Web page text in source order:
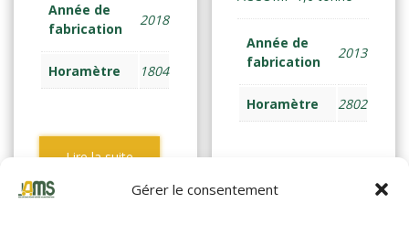
Gérer le consentement
Année de
fabrication
2018
Horamètre 1804
Lire la suite
Année de
fabrication
2013
Horamètre 2802
Lire la suite